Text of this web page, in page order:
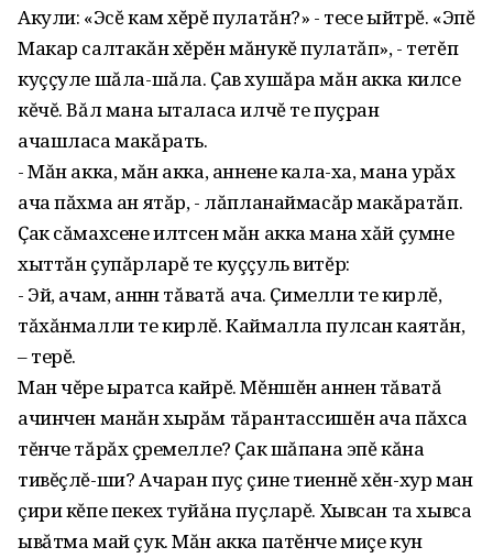
Акули: «Эсĕ кам хĕрĕ пулатăн?» - тесе ыйтрĕ. «Эпĕ
Макар салтакăн хĕрĕн мăнукĕ пулатăп», - тетĕп
куççуле шăла-шăла. Ҫав хушăра мăн акка килсе
кĕчĕ. Вăл мана ыталаса илчĕ те пуçран
ачашласа макăрать.
- Мăн акка, мăн акка, аннене кала-ха, мана урăх
ача пăхма ан ятăр, - лăпланаймасăр макăратăп.
Ҫак сăмахсене илтсен мăн акка мана хăй çумне
хыттăн çупăрларĕ те куççуль витĕр:
- Эй, ачам, аннӱн тăватă ача. Ҫимелли те кирлĕ,
тăхăнмалли те кирлĕ. Каймалла пулсан каятăн,
– терĕ.
Ман чĕре ыратса кайрĕ. Мĕншĕн аннен тăватă
ачинчен манăн хырăм тăрантассишĕн ача пăхса
тĕнче тăрăх çӱремелле? Ҫак шăпана эпĕ кăна
тивĕçлĕ-ши? Ачаран пуç çине тиеннĕ хĕн-хур ман
çири кĕпе пекех туйăна пуçларĕ. Хывсан та хывса
ывăтма май çук. Мăн акка патĕнче миçе кун